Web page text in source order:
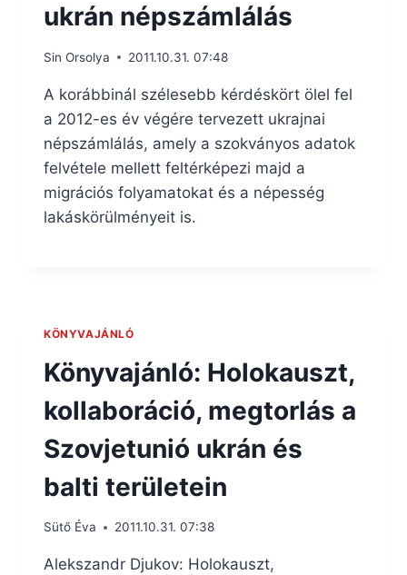
ukrán népszámlálás
Sin Orsolya 2011.10.31. 07:48
A korábbinál szélesebb kérdéskört ölel fel
a 2012-es év végére tervezett ukrajnai
népszámlálás, amely a szokványos adatok
felvétele mellett feltérképezi majd a
migrációs folyamatokat és a népesség
lakáskörülményeit is.
KÖNYVAJÁNLÓ
Könyvajánló: Holokauszt,
kollaboráció, megtorlás a
Szovjetunió ukrán és
balti területein
Sütő Éva 2011.10.31. 07:38
Alekszandr Djukov: Holokauszt,